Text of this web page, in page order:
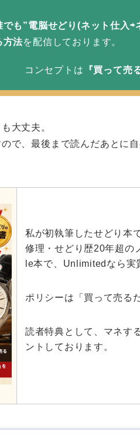
でも”電脳せどり(ネット仕入⇨
方法を配信しております。
コンセプトは 『買って売
大丈夫。
で、最後まで読んだあとに
私が初執筆したせどり本
修理・せどり歴20年超の
le本で、Unlimitedなら実
ポリシーは「買って売る
読者特典として、マネす
ントしております。